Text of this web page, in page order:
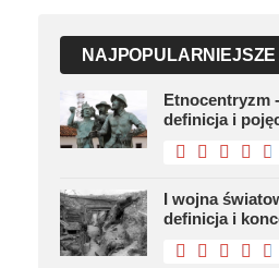
Etnocentryzm
definicja i
I wojna
definicja i